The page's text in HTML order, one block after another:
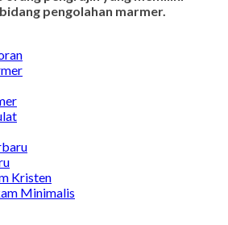
pengolahan marmer.
Kristen
Minimalis